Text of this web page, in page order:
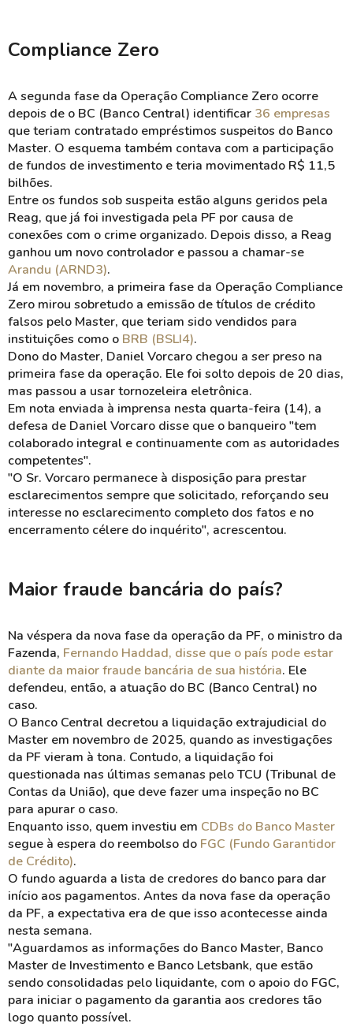
Compliance Zero
A segunda fase da Operação Compliance Zero ocorre
depois de o BC (Banco Central) identificar 36 empresas
que teriam contratado empréstimos suspeitos do Banco
Master. O esquema também contava com a participação
de fundos de investimento e teria movimentado R$ 11,5
bilhões.
Entre os fundos sob suspeita estão alguns geridos pela
Reag, que já foi investigada pela PF por causa de
conexões com o crime organizado. Depois disso, a Reag
ganhou um novo controlador e passou a chamar-se
Arandu (ARND3).
Já em novembro, a primeira fase da Operação Compliance
Zero mirou sobretudo a emissão de títulos de crédito
falsos pelo Master, que teriam sido vendidos para
instituições como o BRB (BSLI4).
Dono do Master, Daniel Vorcaro chegou a ser preso na
primeira fase da operação. Ele foi solto depois de 20 dias,
mas passou a usar tornozeleira eletrônica.
Em nota enviada à imprensa nesta quarta-feira (14), a
defesa de DanielVorcaro disse que o banqueiro "tem
colaborado integral e continuamente com as autoridades
competentes".
"O Sr. Vorcaro permanece à disposição para prestar
esclarecimentos sempre que solicitado, reforçando seu
interesse no esclarecimento completo dos fatos e no
encerramento célere do inquérito", acrescentou.
Maior fraude bancária do país?
Na véspera da nova fase da operação da PF, o ministro da
Fazenda, Fernando Haddad, disse que o país pode estar
diante da maior fraude bancária de sua história. Ele
defendeu, então, a atuação do BC (Banco Central) no
caso.
O Banco Central decretou a liquidação extrajudicial do
Master em novembro de 2025, quando as investigações
da PF vieram à tona. Contudo, a liquidação foi
questionada nas últimas semanas pelo TCU (Tribunal de
Contas da União), que deve fazer uma inspeção no BC
para apurar o caso.
Enquanto isso, quem investiu em CDBs do Banco Master
segue à espera do reembolso do FGC (Fundo Garantidor
de Crédito).
O fundo aguarda a lista de credores do banco para dar
início aos pagamentos. Antes da nova fase da operação
da PF, a expectativa era de que isso acontecesse ainda
nesta semana.
"Aguardamos as informações do Banco Master, Banco
Master de Investimento e Banco Letsbank, que estão
sendo consolidadas pelo liquidante, com o apoio do FGC,
para iniciar o pagamento da garantia aos credores tão
logo quanto possível.